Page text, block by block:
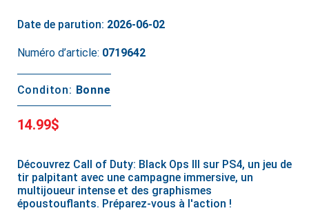
Date de parution: 2026-06-02
Numéro d’article: 0719642
Conditon: Bonne
14.99$
Découvrez Call of Duty: Black Ops III sur PS4, un jeu de
tir palpitant avec une campagne immersive, un
multijoueur intense et des graphismes
époustouflants. Préparez-vous à l'action !